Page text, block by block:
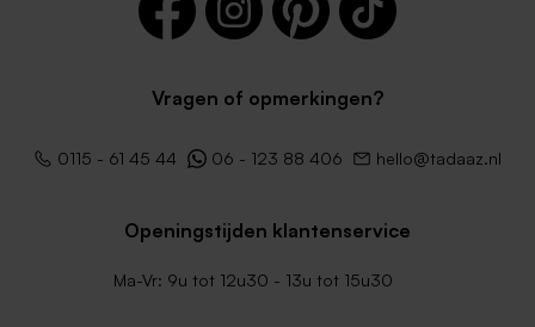
Vragen of opmerkingen?
0115 - 61 45 44 06 - 123 88 406 hello@tadaaz.nl
Openingstijden klantenservice
Ma-Vr: 9u tot 12u30 - 13u tot 15u30